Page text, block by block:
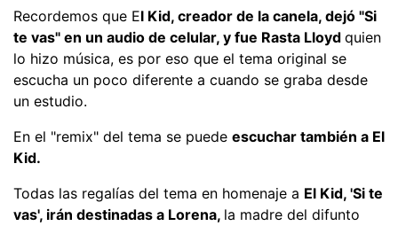
Recordemos que El Kid, creador de la canela, dejó "Si
te vas" en un audio de celular, y fue Rasta Lloyd quien
lo hizo música, es por eso que el tema original se
escucha un poco diferente a cuando se graba desde
un estudio.
En el "remix" del tema se puede escuchar también a El
Kid.
Todas las regalías del tema en homenaje a El Kid, 'Si te
vas', irán destinadas a Lorena, la madre del difunto